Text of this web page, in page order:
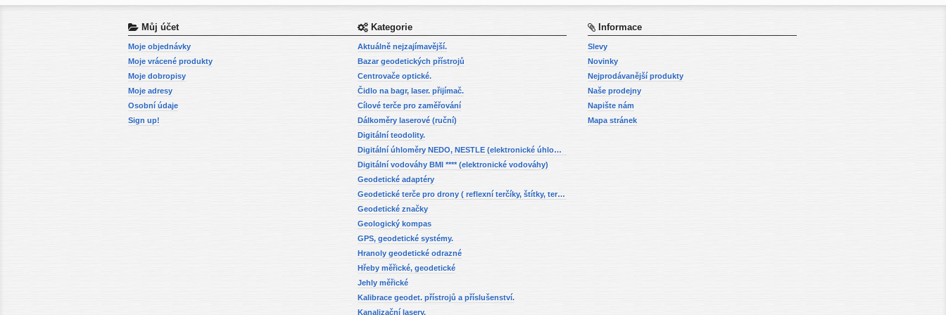
Můj účet
Moje objednávky
Moje vrácené produkty
Moje dobropisy
Moje adresy
Osobní údaje
Sign up!
Kategorie
Aktuálně nejzajímavější.
Bazar geodetických přístrojů
Centrovače optické.
Čidlo na bagr, laser. přijímač.
Cílové terče pro zaměřování
Dálkoměry laserové (ruční)
Digitální teodolity.
Digitální úhloměry NEDO, NESTLE (elektronické úhloměry)
Digitální vodováhy BMI **** (elektronické vodováhy)
Geodetické adaptéry
Geodetické terče pro drony ( reflexní terčíky, štítky, terče pro fotogrammetrii)
Geodetické značky
Geologický kompas
GPS, geodetické systémy.
Hranoly geodetické odrazné
Hřeby měřické, geodetické
Jehly měřické
Kalibrace geodet. přístrojů a příslušenství.
Kanalizační lasery.
Informace
Slevy
Novinky
Nejprodávanější produkty
Naše prodejny
Napište nám
Mapa stránek